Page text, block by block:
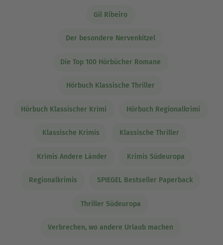
Gil Ribeiro
Der besondere Nervenkitzel
Die Top 100 Hörbücher Romane
Hörbuch Klassische Thriller
Hörbuch Klassischer Krimi Hörbuch Regionalkrimi
Klassische Krimis Klassische Thriller
Krimis Andere Länder Krimis Südeuropa
Regionalkrimis SPIEGEL Bestseller Paperback
Thriller Südeuropa
Verbrechen, wo andere Urlaub machen